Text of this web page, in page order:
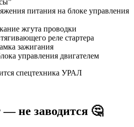
питания на блоке управления
жгута проводки
реле стартера
зажигания
управления двигателем
— не заводится 🤔